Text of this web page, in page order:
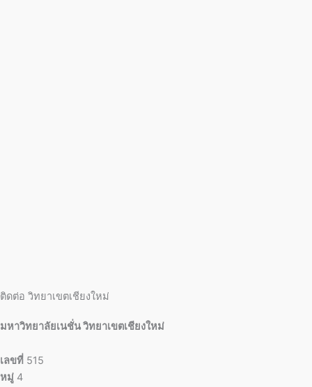
ติดต่อ วิทยาเขตเชียงใหม่
มหาวิทยาลัยเนชั่น วิทยาเขตเชียงใหม่
เลขที่ 515
หมู่ 4